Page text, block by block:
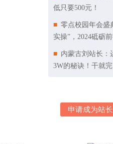
低只要500元！
零点校园年会盛
实操”，2024砥砺
内蒙古刘站长：
3W的秘诀！干就完
申请成为站